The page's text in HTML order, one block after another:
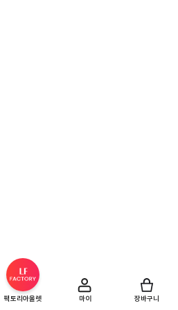
팩토리아울렛 마이 장바구니